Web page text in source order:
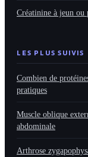
Créatinine à jeun ou
LES PLUS SUIVIS
Combien de
pratiques
Muscle oblique
abdominale
Arthrose